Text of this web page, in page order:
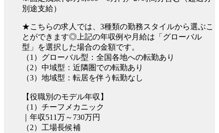
別途支給）
★こちらの求人では、3種類の勤務スタイルから選ぶこ
とができます◎上記の年収例や月給は「グローバル
型」を選択した場合の金額です。
（1）グローバル型：全国各地への転勤あり
（2）中域型：近隣圏での転勤あり
（3）地域型：転居を伴う転勤なし
【役職別のモデル年収】
（1）チーフメカニック
｜年収511万～730万円
（2）工場長候補